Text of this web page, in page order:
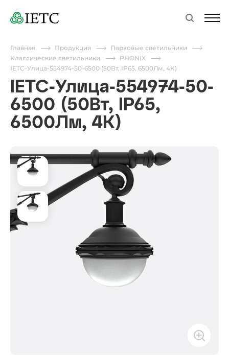
Главная Продукция
Парковые светильники
Классические светильники
PHONIX
IETC-Улица-554974-50-6500 (50Вт, IP65, 6500Лм, 4К)
IETC-Улица-554974-50-
6500 (50Вт, IP65,
6500Лм, 4К)